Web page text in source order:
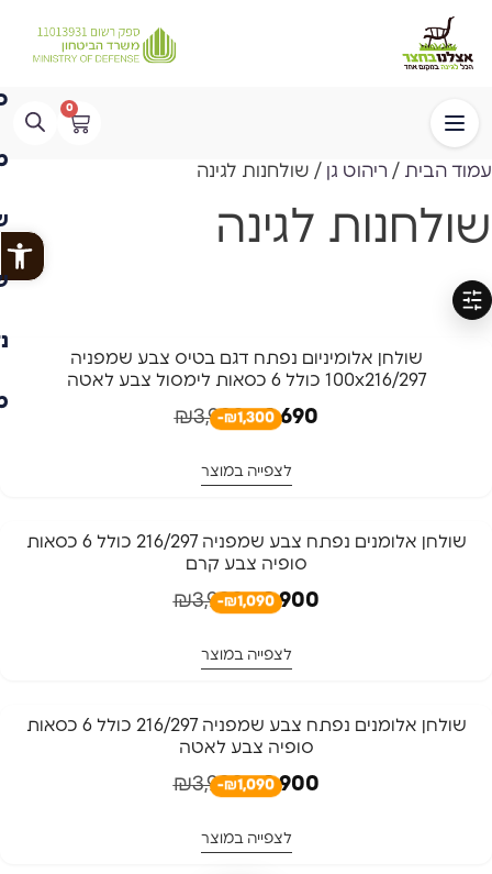
0
עמוד הבית / ריהוט גן / שולחנות לגינה
שולחנות לגינה
סינון
שולחן אלומיניום נפתח דגם בטיס צבע שמפניה
100x216/297 כולל 6 כסאות לימסול צבע לאטה
₪3,990₪2,690
-₪1,300
לצפייה במוצר
-27%
שולחן אלומנים נפתח צבע שמפניה 216/297 כולל 6 כסאות
סופיה צבע קרם
₪3,990₪2,900
-₪1,090
לצפייה במוצר
-27%
שולחן אלומנים נפתח צבע שמפניה 216/297 כולל 6 כסאות
סופיה צבע לאטה
₪3,990₪2,900
-₪1,090
לצפייה במוצר